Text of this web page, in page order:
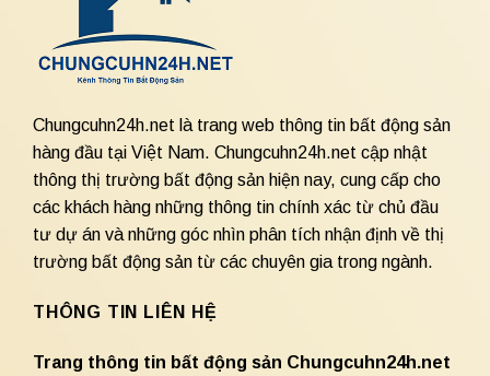
Chungcuhn24h.net là trang web thông tin bất động sản
hàng đầu tại Việt Nam. Chungcuhn24h.net cập nhật
thông thị trường bất động sản hiện nay, cung cấp cho
các khách hàng những thông tin chính xác từ chủ đầu
tư dự án và những góc nhìn phân tích nhận định về thị
trường bất động sản từ các chuyên gia trong ngành.
THÔNG TIN LIÊN HỆ
Trang thông tin bất động sản Chungcuhn24h.net